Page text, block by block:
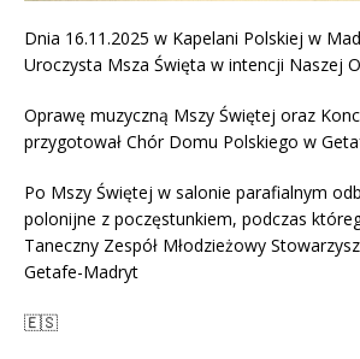
Dnia 16.11.2025 w Kapelani Polskiej w
Uroczysta Msza Święta w intencji Naszej
Oprawę muzyczną Mszy Świętej oraz
przygotował Chór Domu Polskiego w
Po Mszy Świętej w salonie parafialnym
polonijne z poczęstunkiem, podczas
Taneczny Zespół Młodzieżowy
Getafe-Madryt
🇪🇸